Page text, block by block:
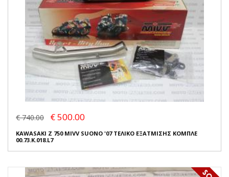
€ 740.00 € 500.00
KAWASAKI Z 750 MIVV SUONO '07 ΤΕΛΙΚΟ ΕΞΑΤΜΙΣΗΣ ΚΟΜΠΛΕ
00.73.K.018.L7